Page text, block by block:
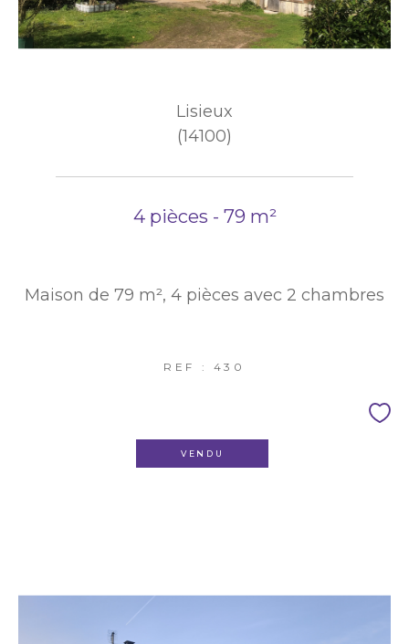
Lisieux
(14100)
4 pièces - 79 m²
Maison de 79 m², 4 pièces avec 2 chambres
REF : 430
VENDU